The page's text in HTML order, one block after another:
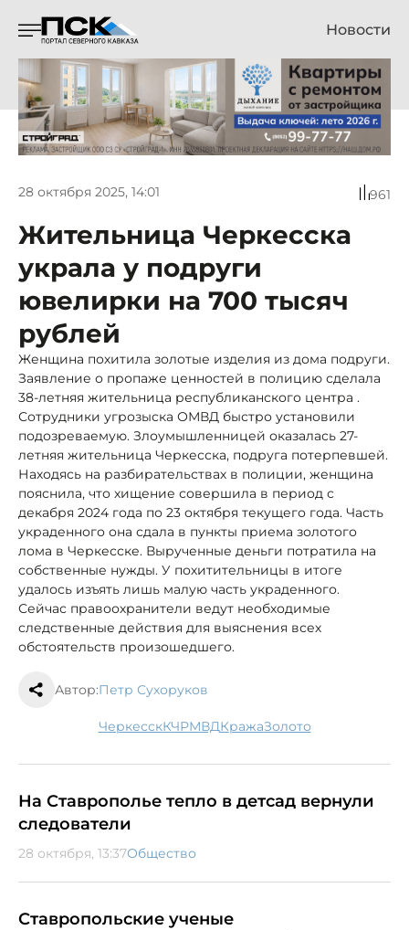
Новости
28 октября 2025, 14:01 961
Жительница Черкесска
украла у подруги
ювелирки на 700 тысяч
рублей
Женщина похитила золотые изделия из дома подруги.
Заявление о пропаже ценностей в полицию сделала
38-летняя жительница республиканского центра .
Сотрудники угрозыска ОМВД быстро установили
подозреваемую. Злоумышленницей оказалась 27-
летняя жительница Черкесска, подруга потерпевшей.
Находясь на разбирательствах в полиции, женщина
пояснила, что хищение совершила в период с
декабря 2024 года по 23 октября текущего года. Часть
украденного она сдала в пункты приема золотого
лома в Черкесске. Вырученные деньги потратила на
собственные нужды. У похитительницы в итоге
удалось изъять лишь малую часть украденного.
Сейчас правоохранители ведут необходимые
следственные действия для выяснения всех
обстоятельств произошедшего.
Автор:Петр Сухоруков
Черкесск КЧР МВД кража золото
На Ставрополье тепло в детсад вернули
следователи
28 октября, 13:37Общество
Ставропольские ученые